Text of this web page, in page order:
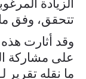
الزيادة
تتحقق، وفق
وقد أثارت
على مشاركة
ما نقله تقرير